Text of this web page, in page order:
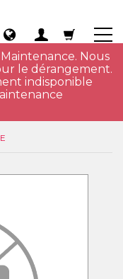
Nous
le dérangement.
indisponible